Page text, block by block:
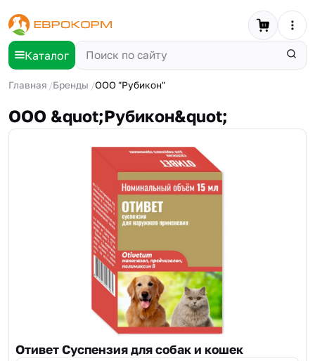
Каталог
Главная Бренды ООО "Рубикон"
ООО &quot;Рубикон&quot;
Отивет Суспензия для собак и кошек